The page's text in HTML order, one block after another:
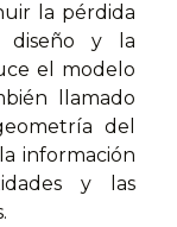
la pérdida
diseño y la
el modelo
llamado
del
información
y las